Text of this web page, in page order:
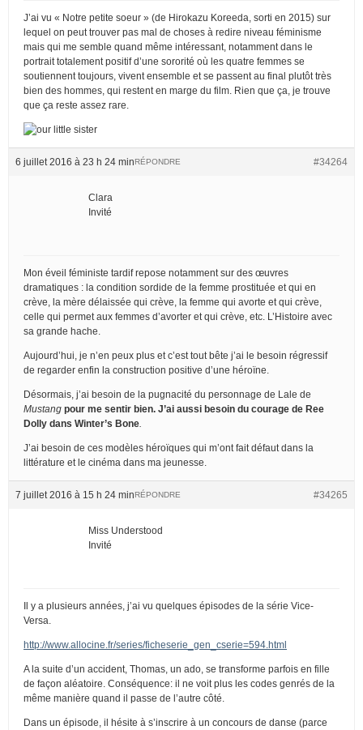
J’ai vu « Notre petite soeur » (de Hirokazu Koreeda, sorti en 2015) sur
lequel on peut trouver pas mal de choses à redire niveau féminisme
mais qui me semble quand même intéressant, notamment dans le
portrait totalement positif d’une sororité où les quatre femmes se
soutiennent toujours, vivent ensemble et se passent au final plutôt très
bien des hommes, qui restent en marge du film. Rien que ça, je trouve
que ça reste assez rare.
6 juillet 2016 à 23 h 24 min #34264
RÉPONDRE
Clara
Invité
Mon éveil féministe tardif repose notamment sur des œuvres
dramatiques : la condition sordide de la femme prostituée et qui en
crève, la mère délaissée qui crève, la femme qui avorte et qui crève,
celle qui permet aux femmes d’avorter et qui crève, etc. L’Histoire avec
sa grande hache.
Aujourd’hui, je n’en peux plus et c’est tout bête j’ai le besoin régressif
de regarder enfin la construction positive d’une héroïne.
Désormais, j’ai besoin de la pugnacité du personnage de Lale de
Mustang pour me sentir bien. J’ai aussi besoin du courage de Ree
Dolly dans Winter’s Bone
J’ai besoin de ces modèles héroïques qui m’ont fait défaut dans la
littérature et le cinéma dans ma jeunesse.
7 juillet 2016 à 15 h 24 min #34265
RÉPONDRE
Miss Understood
Invité
Il y a plusieurs années, j’ai vu quelques épisodes de la série Vice-
Versa.
http://www.allocine.fr/series/ficheserie_gen_cserie=594.html
A la suite d’un accident, Thomas, un ado, se transforme parfois en fille
de façon aléatoire. Conséquence: il ne voit plus les codes genrés de la
même manière quand il passe de l’autre côté.
Dans un épisode, il hésite à s’inscrire à un concours de danse (parce